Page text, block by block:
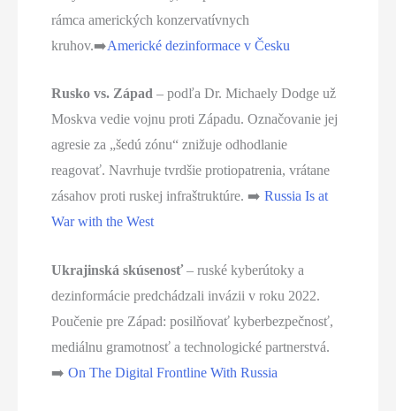
rámca amerických konzervatívnych
kruhov.➡️Americké dezinformace v Česku
Rusko vs. Západ – podľa Dr. Michaely Dodge už
Moskva vedie vojnu proti Západu. Označovanie jej
agresie za „šedú zónu“ znižuje odhodlanie
reagovať. Navrhuje tvrdšie protiopatrenia, vrátane
zásahov proti ruskej infraštruktúre. ➡️ Russia Is at
War with the West
Ukrajinská skúsenosť – ruské kyberútoky a
dezinformácie predchádzali invázii v roku 2022.
Poučenie pre Západ: posilňovať kyberbezpečnosť,
mediálnu gramotnosť a technologické partnerstvá.
➡️On The Digital Frontline With Russia